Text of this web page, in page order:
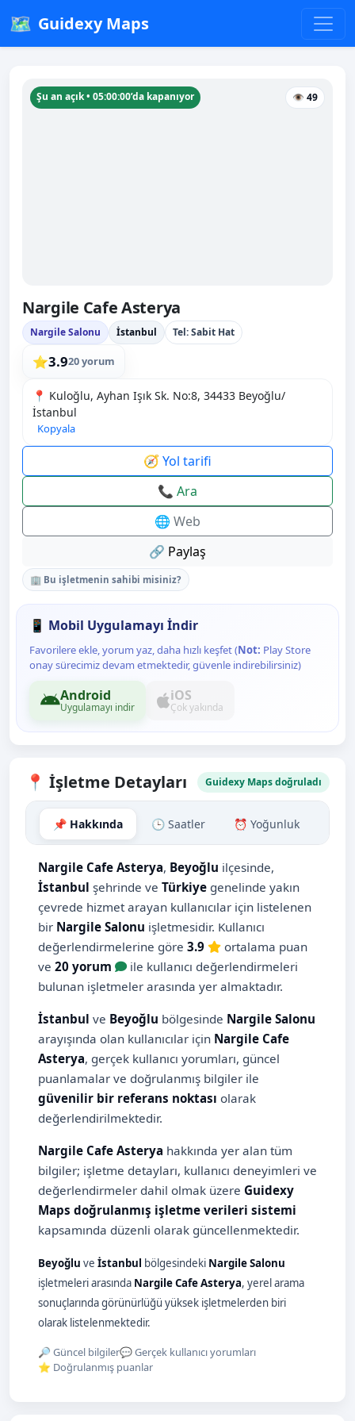
🗺️ Guidexy Maps
Şu an açık • 05:00:00’da kapanıyor 👁 49
Nargile Cafe Asterya
Nargile Salonu İstanbul Tel: Sabit Hat
⭐3.920 yorum
📍 Kuloğlu, Ayhan Işık Sk. No:8, 34433 Beyoğlu/
İstanbul
Kopyala
🧭 Yol tarifi
📞 Ara
🌐 Web
🔗 Paylaş
🏢 Bu işletmenin sahibi misiniz?
📱 Mobil Uygulamayı İndir
Favorilere ekle, yorum yaz, daha hızlı keşfet (Not: Play Store
onay sürecimiz devam etmektedir, güvenle indirebilirsiniz)
Android
Uygulamayı indir
iOS
Çok yakında
📍 İşletme Detayları Guidexy Maps doğruladı
📌 Hakkında 🕒 Saatler ⏰ Yoğunluk
Nargile Cafe Asterya, Beyoğlu ilçesinde,
İstanbul şehrinde ve Türkiye genelinde yakın
çevrede hizmet arayan kullanıcılar için listelenen
bir Nargile Salonu işletmesidir. Kullanıcı
değerlendirmelerine göre 3.9
ortalama puan
ve 20 yorum
ile kullanıcı değerlendirmeleri
bulunan işletmeler arasında yer almaktadır.
İstanbul ve Beyoğlu bölgesinde Nargile Salonu
arayışında olan kullanıcılar için Nargile Cafe
Asterya, gerçek kullanıcı yorumları, güncel
puanlamalar ve doğrulanmış bilgiler ile
güvenilir bir referans noktası olarak
değerlendirilmektedir.
Nargile Cafe Asterya hakkında yer alan tüm
bilgiler; işletme detayları, kullanıcı deneyimleri ve
değerlendirmeler dahil olmak üzere Guidexy
Maps doğrulanmış işletme verileri sistemi
kapsamında düzenli olarak güncellenmektedir.
Beyoğlu ve İstanbul bölgesindeki Nargile Salonu
işletmeleri arasında Nargile Cafe Asterya, yerel arama
sonuçlarında görünürlüğü yüksek işletmelerden biri
olarak listelenmektedir.
🔎 Güncel bilgiler💬 Gerçek kullanıcı yorumları
⭐ Doğrulanmış puanlar